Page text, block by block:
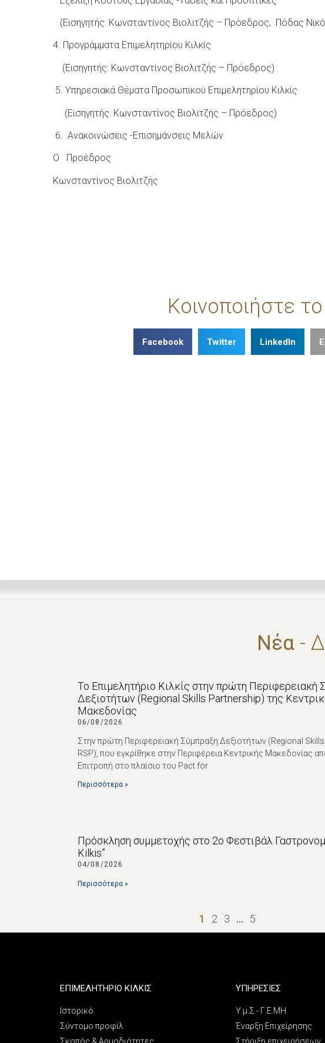
(Εισηγητής: Κωνσταντίνος Βιολιτζής – Πρόεδρος, Πόδας
4. Προγράμματα Επιμελητηρίου Κιλκίς
(Εισηγητής: Κωνσταντίνος Βιολιτζής – Πρόεδρος)
5. Υπηρεσιακά Θέματα Προσωπικού Επιμελητηρίου Κιλκίς
(Εισηγητής: Κωνσταντίνος Βιολιτζής – Πρόεδρος)
6. Ανακοινώσεις -Επισημάνσεις Μελών
Ο Προέδρος
Κωνσταντίνος Βιολιτζής
Κοινοποιήστε
Facebook Twitter LinkedIn
Νέα -
Το Επιμελητήριο Κιλκίς στην πρώτη Περιφερειακή
Δεξιοτήτων (Regional Skills Partnership) της
Μακεδονίας
06/08/2026
Στην πρώτη Περιφερειακή Σύμπραξη Δεξιοτήτων (Regional
RSP), που εγκρίθηκε στην Περιφέρεια Κεντρικής Μακεδονίας
Επιτροπή στο πλαίσιο του Pact for
Περισσότερα »
Πρόσκληση συμμετοχής στο 2ο Φεστιβάλ
Kilkis”
04/08/2026
Περισσότερα »
1 2 3 … 5
ΕΠΙΜΕΛΗΤΗΡΙΟ ΚΙΛΚΙΣ
Ιστορικό
Σύντομο προφίλ
ΥΠΗΡΕΣΙΕΣ
Υ.μ.Σ - Γ.Ε.ΜΗ
Έναρξη Επιχείρησης